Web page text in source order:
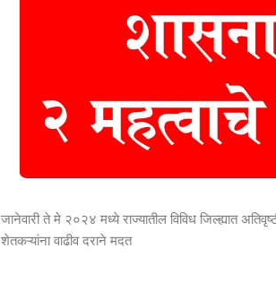
जानेवारी ते मे २०२४ मध्ये राज्यातील विविध जिल्ह्यात
शेतकऱ्यांना वाढीव दराने मदत